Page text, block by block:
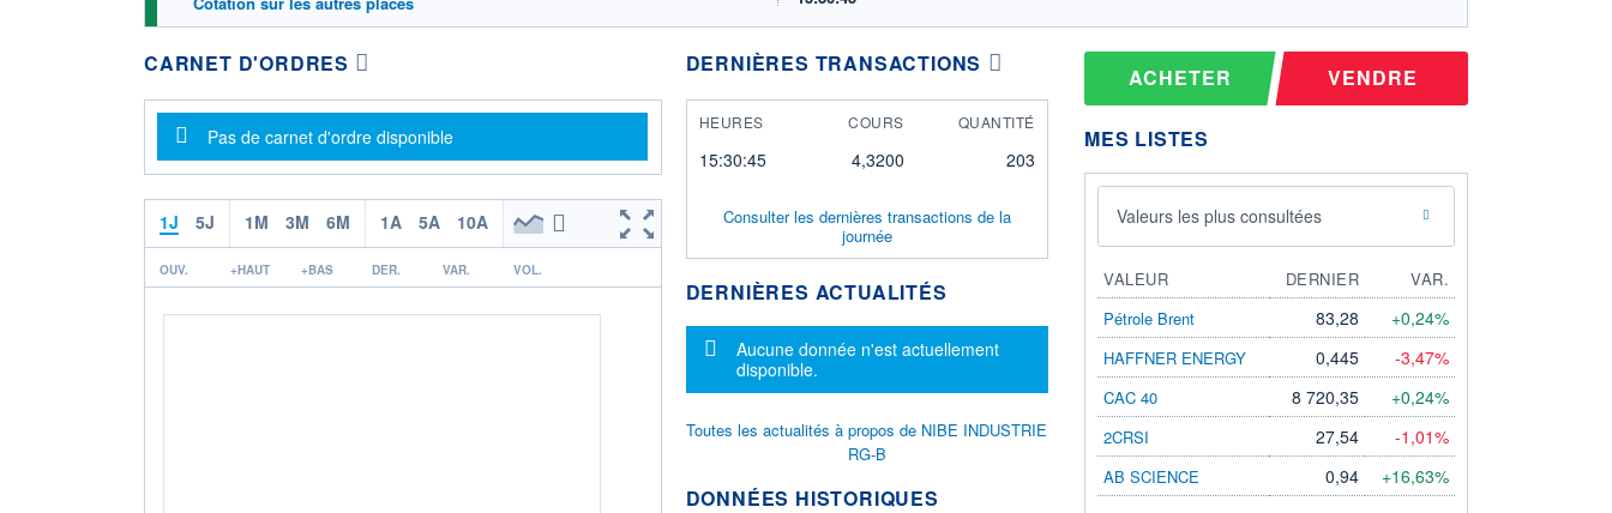
CARNET D'ORDRES
Message d'information
Pas de carnet d'ordre disponible
1J 5J 1M 3M 6M 1A 5A 10A
OUV. +HAUT +BAS DER. VAR. VOL.
DERNIÈRES TRANSACTIONS
HEURES COURS QUANTITÉ
15:30:45 4,3200 203
Consulter les dernières transactions de la
journée
DERNIÈRES ACTUALITÉS
Message d'information
Aucune donnée n'est actuellement
disponible.
Toutes les actualités à propos de NIBE INDUSTRIE
RG-B
DONNÉES HISTORIQUES
ACHETER VENDRE
MES LISTES
Valeurs les plus consultées
VALEUR DERNIER
VAR.
Pétrole Brent
83,28 +0,24%
HAFFNER ENERGY 0,445 -3,47%
CAC 40 8 720,35 +0,24%
2CRSI 27,54 -1,01%
AB SCIENCE 0,94 +16,63%